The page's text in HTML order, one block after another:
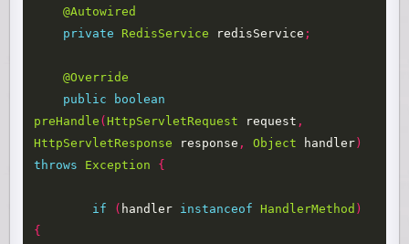
@Autowired
private
RedisService redisService ;
@Override
public
boolean
preHandle (HttpServletRequest request ,
HttpServletResponse
response , Object handler)
throws
Exception {
if ( handler instanceof HandlerMethod )
{